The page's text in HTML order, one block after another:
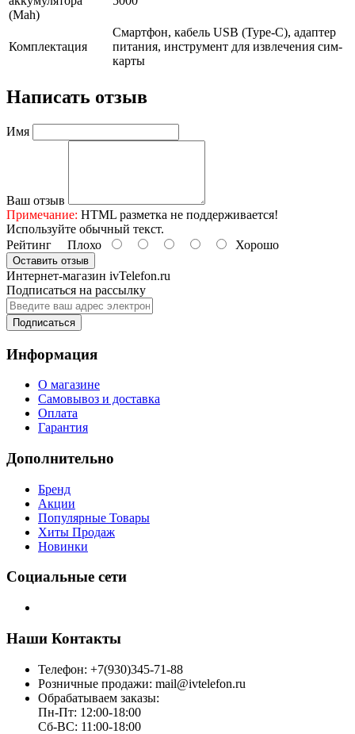
(Mah)
Комплектация
Смартфон, кабель USB (Type-C), адаптер
питания, инструмент для извлечения сим-
карты
Написать отзыв
Имя
Ваш отзыв
Примечание: HTML разметка не поддерживается!
Используйте обычный текст.
Рейтинг Плохо Хорошо
Оставить отзыв
Интернет-магазин ivTelefon.ru
Подписаться на рассылку
Подписаться
Информация
О магазине
Самовывоз и доставка
Оплата
Гарантия
Дополнительно
Бренд
Акции
Популярные Товары
Хиты Продаж
Новинки
Социальные сети
Наши Контакты
Телефон: +7(930)345-71-88
Розничные продажи: mail@ivtelefon.ru
Обрабатываем заказы:
Пн-Пт: 12:00-18:00
Сб-ВС: 11:00-18:00